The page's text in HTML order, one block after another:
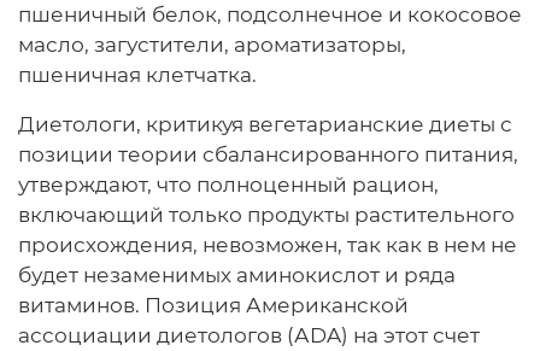
пшеничный белок, подсолнечное и кокосовое
масло, загустители, ароматизаторы,
пшеничная клетчатка.
Диетологи, критикуя вегетарианские диеты с
позиции теории сбалансированного питания,
утверждают, что полноценный рацион,
включающий только продукты растительного
происхождения, невозможен, так как в нем не
будет незаменимых аминокислот и ряда
витаминов. Позиция Американской
ассоциации диетологов (АDA) на этот счет